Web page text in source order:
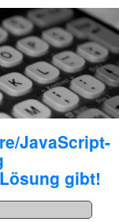
JavaScript-
gibt!